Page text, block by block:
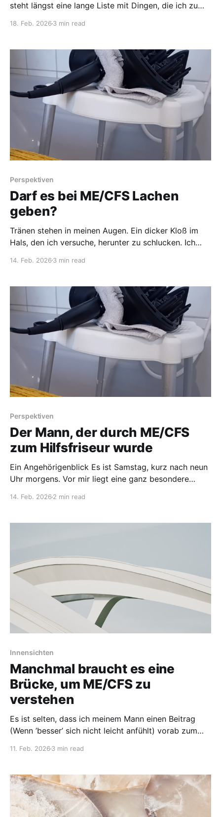
steht längst eine lange Liste mit Dingen, die ich zu
Körper ausbreitet, lange bevor der Tag überhaupt
18. Feb. 2026 3 min read
Perspektiven
Darf es bei ME/CFS Lachen
geben?
Tränen stehen in meinen Augen. Ein dicker Kloß im
Hals, den ich versuche, herunter zu schlucken. Ich
wurde“. Darin ist so viel Liebe, Zu-mir-halten und
mir einmal mehr, dass ich nicht
14. Feb. 2026 3 min read
Perspektiven
Der Mann, der durch ME/CFS
zum Hilfsfriseur wurde
Ein Angehörigenblick Es ist Samstag, kurz nach neun
Uhr morgens. Vor mir liegt eine ganz besondere
14. Feb. 2026 2 min read
Innensichten
Manchmal braucht es eine
Brücke, um ME/CFS zu
verstehen
Es ist selten, dass ich meinem Mann einen Beitrag
(Wenn ’besser’ sich nicht leicht anfühlt) vorab zum
Empfinden, meine Sicht verständlich zu machen. Dass
es sogar Tage braucht,
11. Feb. 2026 3 min read